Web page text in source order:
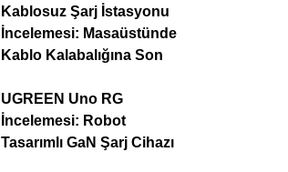
Kablosuz Şarj İstasyonu
İncelemesi: Masaüstünde
Kablo Kalabalığına Son
UGREEN Uno RG
İncelemesi: Robot
Tasarımlı GaN Şarj Cihazı